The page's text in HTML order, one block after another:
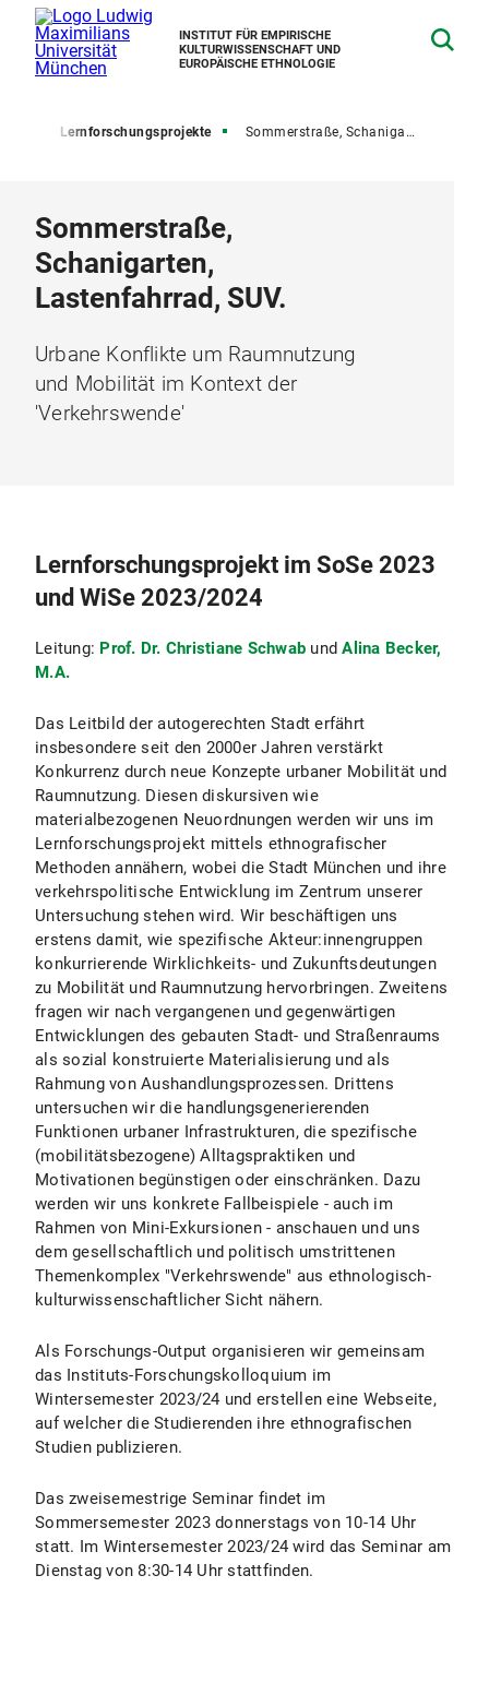
INSTITUT FÜR EMPIRISCHE
KULTURWISSENSCHAFT UND
EUROPÄISCHE ETHNOLOGIE
Lernforschungsprojekte Sommerstraße, Schanigarten, Lastenfahrrad, SUV
Sommerstraße,
Schanigarten,
Lastenfahrrad, SUV.
Urbane Konflikte um Raumnutzung
und Mobilität im Kontext der
'Verkehrswende'
Lernforschungsprojekt im SoSe 2023
und WiSe 2023/2024
Leitung: Prof. Dr. Christiane Schwab undAlina Becker,
M.A.
Das Leitbild der autogerechten Stadt erfährt
insbesondere seit den 2000er Jahren verstärkt
Konkurrenz durch neue Konzepte urbaner Mobilität und
Raumnutzung. Diesen diskursiven wie
materialbezogenen Neuordnungen werden wir uns im
Lernforschungsprojekt mittels ethnografischer
Methoden annähern, wobei die Stadt München und ihre
verkehrspolitische Entwicklung im Zentrum unserer
Untersuchung stehen wird. Wir beschäftigen uns
erstens damit, wie spezifische Akteur:innengruppen
konkurrierende Wirklichkeits- und Zukunftsdeutungen
zu Mobilität und Raumnutzung hervorbringen. Zweitens
fragen wir nach vergangenen und gegenwärtigen
Entwicklungen des gebauten Stadt- und Straßenraums
als sozial konstruierte Materialisierung und als
Rahmung von Aushandlungsprozessen. Drittens
untersuchen wir die handlungsgenerierenden
Funktionen urbaner Infrastrukturen, die spezifische
(mobilitätsbezogene) Alltagspraktiken und
Motivationen begünstigen oder einschränken. Dazu
werden wir uns konkrete Fallbeispiele - auch im
Rahmen von Mini-Exkursionen - anschauen und uns
dem gesellschaftlich und politisch umstrittenen
Themenkomplex "Verkehrswende" aus ethnologisch-
kulturwissenschaftlicher Sicht nähern.
Als Forschungs-Output organisieren wir gemeinsam
das Instituts-Forschungskolloquium im
Wintersemester 2023/24 und erstellen eine Webseite,
auf welcher die Studierenden ihre ethnografischen
Studien publizieren.
Das zweisemestrige Seminar findet im
Sommersemester 2023 donnerstags von 10-14 Uhr
statt. Im Wintersemester 2023/24 wird das Seminar am
Dienstag von 8:30-14 Uhr stattfinden.